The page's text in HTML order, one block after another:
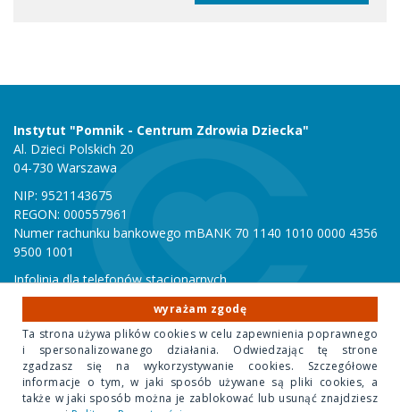
Instytut "Pomnik - Centrum Zdrowia Dziecka"
Al. Dzieci Polskich 20
04-730 Warszawa
NIP: 9521143675
REGON: 000557961
Numer rachunku bankowego mBANK 70 1140 1010 0000 4356
9500 1001
Infolinia dla telefonów stacjonarnych
801 051 000
Infolinia dla telefonów komórkowych
22 815 10 00
Copyright 2020 Instytut "Pomnik Centrum Zdrowia Dziecka"
wyrażam zgodę
Ta strona używa plików cookies w celu zapewnienia poprawnego
i spersonalizowanego działania. Odwiedzając tę strone
zgadzasz się na wykorzystywanie cookies. Szczegółowe
informacje o tym, w jaki sposób używane są pliki cookies, a
także w jaki sposób można je zablokować lub usunąć znajdziesz